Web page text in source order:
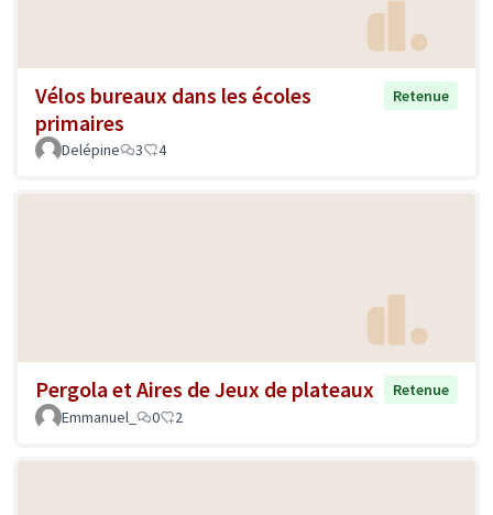
Vélos bureaux dans les écoles
primaires
Retenue
Delépine 3 4
Pergola et Aires de Jeux de plateaux
Retenue
Emmanuel_
0 2